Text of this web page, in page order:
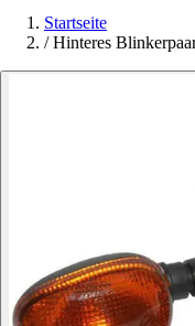
Startseite
/ Hinteres